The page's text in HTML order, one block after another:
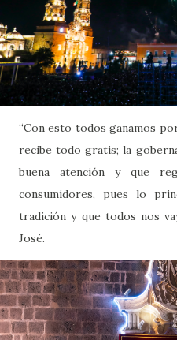
“Con esto todos ganamos
recibe todo gratis; la
buena atención y que
consumidores, pues lo
tradición y que todos nos
José.